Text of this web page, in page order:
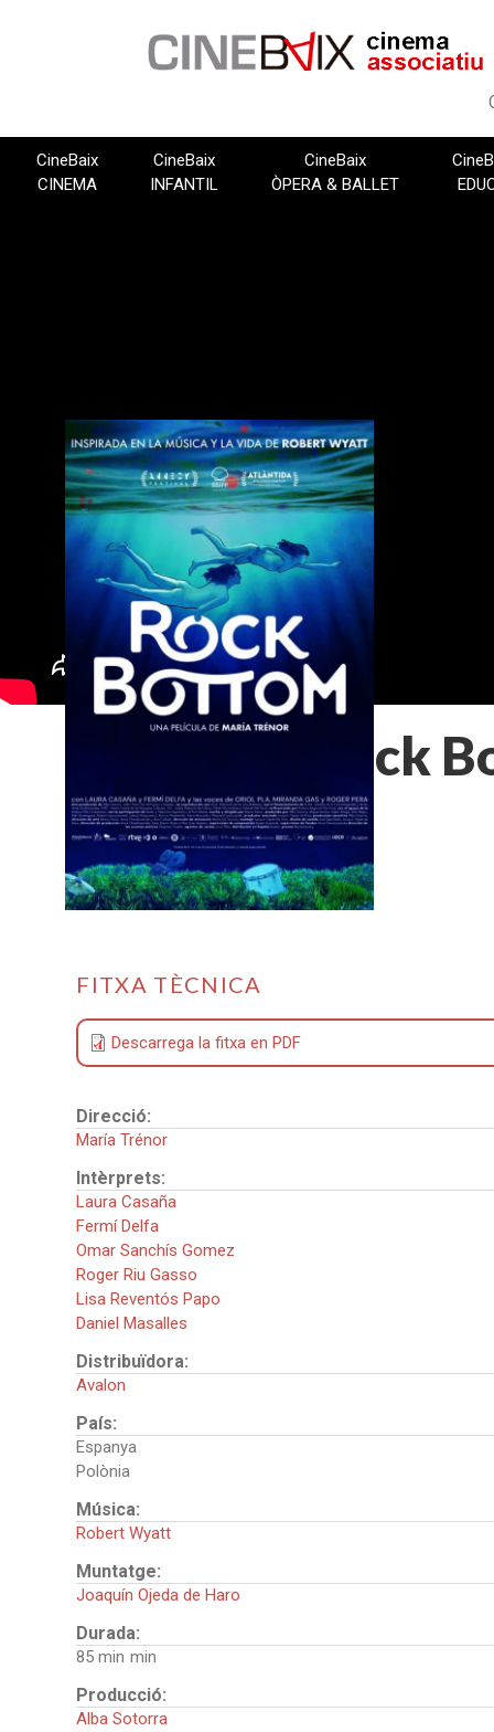
CineBaix
CINEMA
CineBaix
INFANTIL
CineBaix
ÒPERA & BALLET
Rock
FITXA TÈCNICA
Descarrega la fitxa en PDF
Direcció:
María Trénor
Intèrprets:
Laura Casaña
Fermí Delfa
Omar Sanchís Gomez
Roger Riu Gasso
Lisa Reventós Papo
Daniel Masalles
Distribuïdora:
Avalon
País:
Espanya
Polònia
Música:
Robert Wyatt
Muntatge:
Joaquín Ojeda de Haro
Durada:
85 min
Producció:
Alba Sotorra